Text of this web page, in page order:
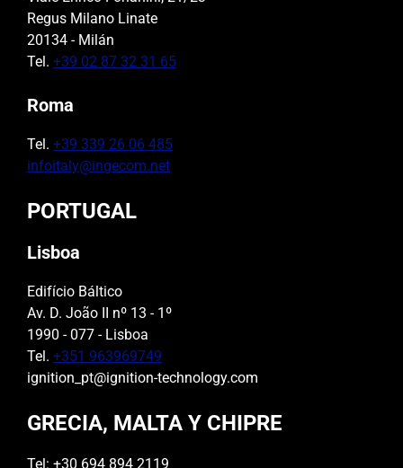
Regus Milano Linate
20134 - Milán
Tel. +39 02 87 32 31 65
Roma
Tel. +39 339 26 06 485
infoitaly@ingecom.net
PORTUGAL
Lisboa
Edifício Báltico
Av. D. João II nº 13 - 1º
1990 - 077 - Lisboa
Tel. +351 963969749
ignition_pt@ignition-technology.com
GRECIA, MALTA Y CHIPRE
Tel: +30 694 894 2119